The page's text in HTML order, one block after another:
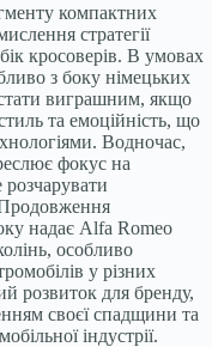
компактних
стратегії
кросоверів. В умовах
з боку німецьких
виграшним, якщо
та емоційність, що
Водночас,
фокус на
розчарувати
надає Alfa Romeo
особливо
у різних
розвиток для бренду,
своєї спадщини та
індустрії.